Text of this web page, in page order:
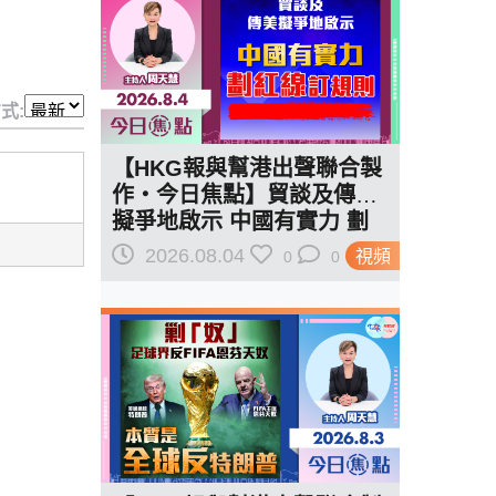
:
視頻
【HKG報與幫港出聲聯合製
作‧今日焦點】貿談及傳美
擬爭地啟示 中國有實力 劃
紅線訂規則
2026.08.04 0 0